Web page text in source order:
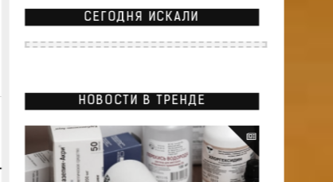
СЕГОДНЯ ИСКАЛИ
НОВОСТИ В ТРЕНДЕ